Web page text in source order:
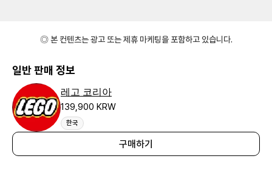
◎ 본 컨텐츠는 광고 또는 제휴 마케팅을 포함하고 있습니다.
일반 판매 정보
레고 코리아
139,900 KRW
한국
구매하기